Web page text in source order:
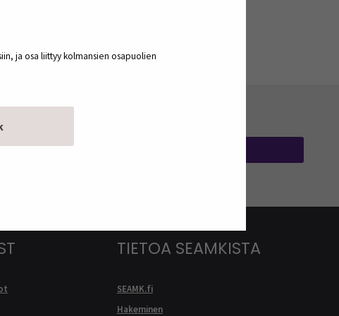
ja osa liittyy kolmansien osapuolien
TIETOA SEAMKISTA
SEAMK.fi
Hakeminen